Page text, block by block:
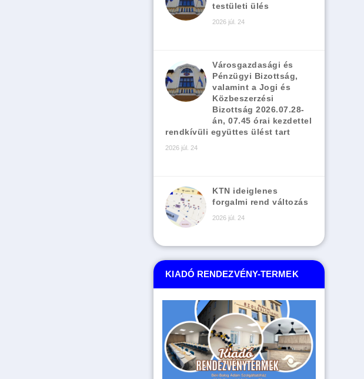
testületi ülés
2026 júl. 24
Városgazdasági és
Pénzügyi Bizottság,
valamint a Jogi és
Közbeszerzési
Bizottság 2026.07.28-
án, 07.45 órai kezdettel
rendkívüli együttes ülést tart
2026 júl. 24
KTN ideiglenes
forgalmi rend változás
2026 júl. 24
KIADÓ RENDEZVÉNY-TERMEK